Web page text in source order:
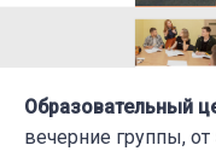
Образовательный
вечерние группы,